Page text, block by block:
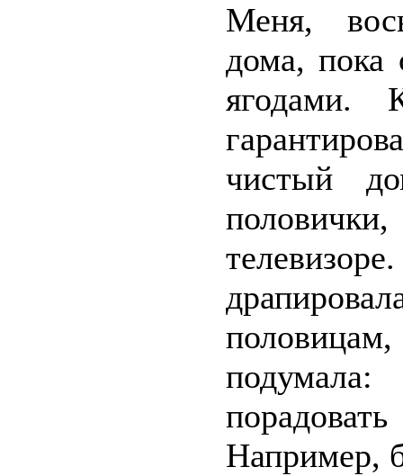
Меня,
дома, пока
ягодами.
чистый
Например,